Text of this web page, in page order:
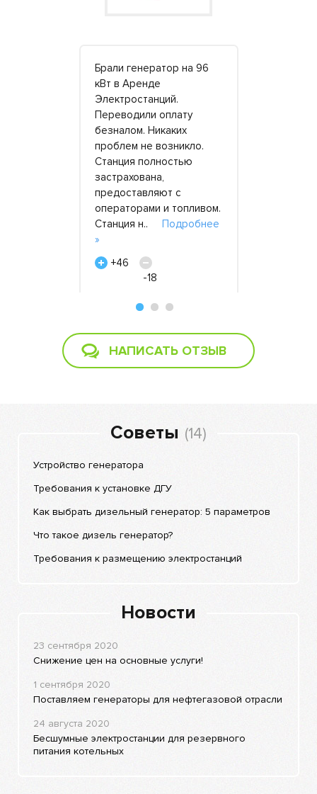
Брали генератор на 96
кВт в Аренде
Электростанций.
Переводили оплату
безналом. Никаких
проблем не возникло.
Станция полностью
застрахована,
предоставляют с
операторами и топливом.
Станция н.. Подробнее
»
+46
-18
Тимур, 10 февраля 2016
НАПИСАТЬ ОТЗЫВ
Советы (14)
Устройство генератора
Требования к установке ДГУ
Как выбрать дизельный генератор: 5 параметров
Что такое дизель генератор?
Требования к размещению электростанций
Новости
23 сентября 2020
Снижение цен на основные услуги!
1 сентября 2020
Поставляем генераторы для нефтегазовой отрасли
24 августа 2020
Бесшумные электростанции для резервного
питания котельных